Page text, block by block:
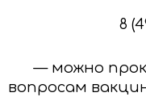
8
— можно
вопросам